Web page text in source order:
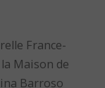
France-
Maison de
Barroso